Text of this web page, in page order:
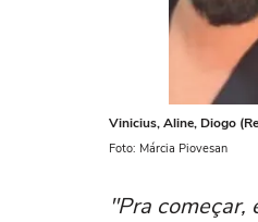
Vinicius, Aline, Diogo
Foto: Márcia Piovesan
"Pra